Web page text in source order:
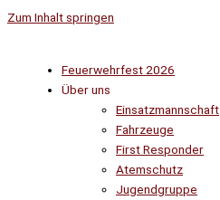
Zum Inhalt springen
Feuerwehrfest 2026
Über uns
Einsatzmannschaft
Fahrzeuge
First Responder
Atemschutz
Jugendgruppe